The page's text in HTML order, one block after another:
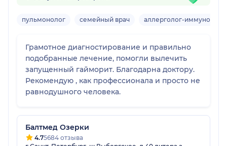
пульмонолог семейный врач аллерголог-иммунолог
Грамотное диагностирование и правильно
подобранные лечение, помогли вылечить
запущенный гайморит. Благодарна доктору.
Рекомендую , как профессионала и просто не
равнодушного человека.
Балтмед Озерки
4.75684 отзыва